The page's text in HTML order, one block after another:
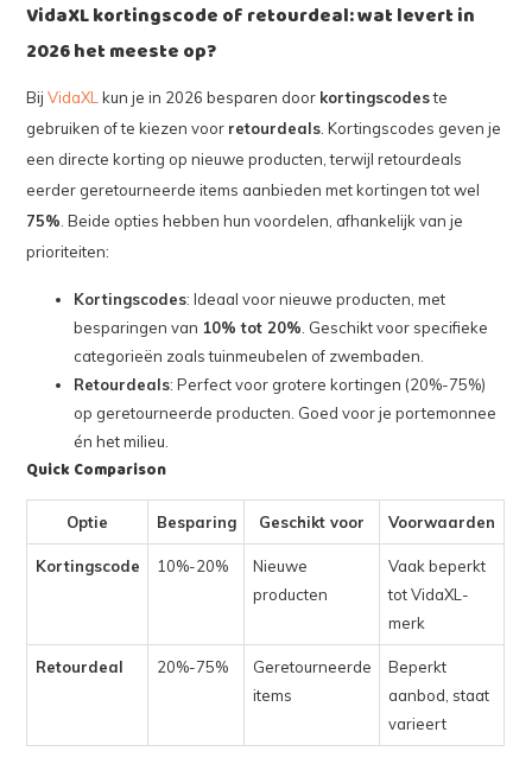
VidaXL kortingscode of retourdeal: wat levert in
2026 het meeste op?
BijVidaXL kun je in 2026 besparen door kortingscodeste
gebruiken of te kiezen voor retourdeals . Kortingscodes geven je
een directe korting op nieuwe producten, terwijl retourdeals
eerder geretourneerde items aanbieden met kortingen tot wel
75% . Beide opties hebben hun voordelen, afhankelijk van je
prioriteiten:
Kortingscodes: Ideaal voor nieuwe producten, met
besparingen van 10% tot 20% . Geschikt voor specifieke
categorieën zoals tuinmeubelen of zwembaden.
Retourdeals: Perfect voor grotere kortingen (20%-75%)
op geretourneerde producten. Goed voor je portemonnee
én het milieu.
Quick Comparison
Optie Besparing Geschikt voor Voorwaarden
Kortingscode 10%-20%
Nieuwe
producten
Vaak beperkt
tot VidaXL-
merk
Retourdeal 20%-75%
Geretourneerde
items
Beperkt
aanbod, staat
varieert